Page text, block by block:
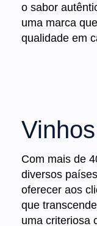
o sabor
uma marca
qualidade em
Com mais de
diversos
oferecer aos
que
uma criteriosa